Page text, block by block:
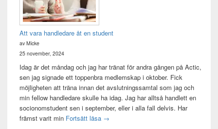
Att vara handledare åt en student
av Micke
25 november, 2024
Idag är det måndag och jag har tränat för andra gången på Actic,
sen jag signade ett toppenbra medlemskap i oktober. Fick
möjligheten att träna innan det avslutningssamtal som jag och
min fellow handledare skulle ha idag. Jag har alltså handlett en
socionomstudent sen i september, eller i alla fall delvis. Har
främst varit min Fortsätt läsa Att vara handledare åt en student
→